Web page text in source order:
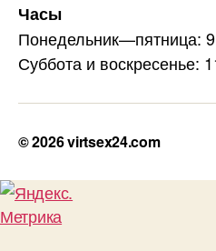
Часы
Понедельник—пятница:
Суббота и воскресенье:
© 2026virtsex24.com